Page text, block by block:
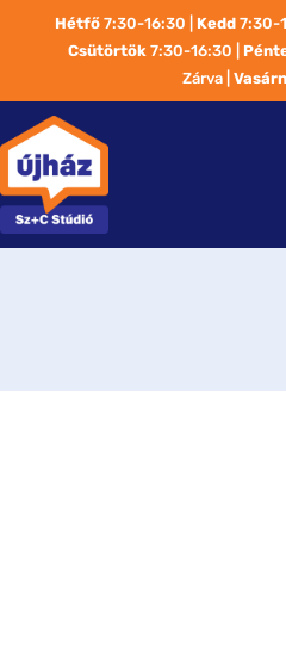
Hétfő7:30-16:30 | Kedd7:30-
Csütörtök 7:30-16:30 |
Zárva |